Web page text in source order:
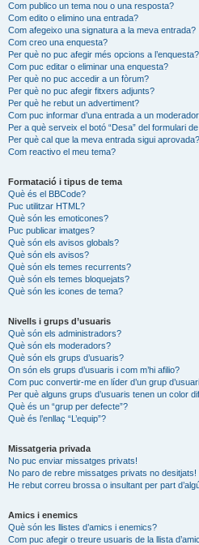
Com publico un tema nou o una resposta?
Com edito o elimino una entrada?
Com afegeixo una signatura a la meva entrada?
Com creo una enquesta?
Per què no puc afegir més opcions a l’enquesta?
Com puc editar o eliminar una enquesta?
Per què no puc accedir a un fòrum?
Per què no puc afegir fitxers adjunts?
Per què he rebut un advertiment?
Com puc informar d’una entrada a un
Per a què serveix el botó “Desa” del formulari
Per què cal que la meva entrada sigui aprovada?
Com reactivo el meu tema?
Formatació i tipus de tema
Què és el BBCode?
Puc utilitzar HTML?
Què són les emoticones?
Puc publicar imatges?
Què són els avisos globals?
Què són els avisos?
Què són els temes recurrents?
Què són els temes bloquejats?
Què són les icones de tema?
Nivells i grups d’usuaris
Què són els administradors?
Què són els moderadors?
Què són els grups d’usuaris?
On són els grups d’usuaris i com m’hi afilio?
Com puc convertir-me en líder d’un grup
Per què alguns grups d’usuaris tenen un color
Què és un “grup per defecte”?
Què és l’enllaç “L’equip”?
Missatgeria privada
No puc enviar missatges privats!
No paro de rebre missatges privats no desitjats!
He rebut correu brossa o insultant per part
Amics i enemics
Què són les llistes d’amics i enemics?
Com puc afegir o treure usuaris de la llista